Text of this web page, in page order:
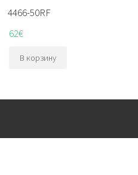
4466-50RF
62€
В корзину